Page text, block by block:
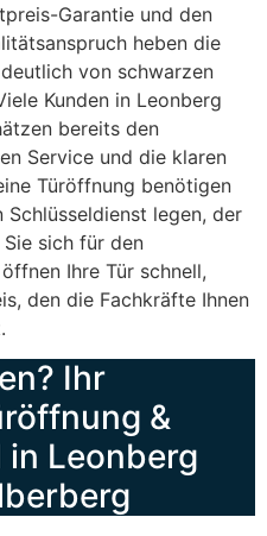
Garantie und den
heben die
von schwarzen
Kunden in Leonberg
bereits den
Service und die klaren
Türöffnung benötigen
legen, der
sich für den
Ihre Tür schnell,
den die Fachkräfte Ihnen
Ihr
&
Leonberg